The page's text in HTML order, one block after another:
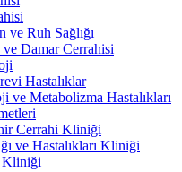
ve Ruh Sağlığı
Damar Cerrahisi
Hastalıklar
ve Metabolizma Hastalıkları
Cerrahi Kliniği
ve Hastalıkları Kliniği
Kliniği